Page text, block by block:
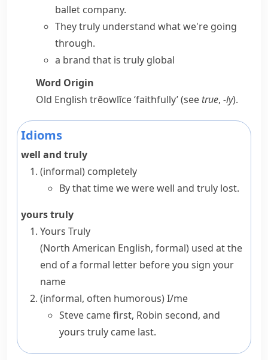
ballet company.
They truly understand what we're going
through.
a brand that is truly global
Word Origin
Old English trēowlīce‘faithfully’ (see true, -ly).
Idioms
well and truly
(informal) completely
By that time we were well and truly lost.
yours truly
Yours Truly
(North American English, formal) used at the
end of a formal letter before you sign your
name
(informal, often humorous)I/me
Steve came first, Robin second, and
yours truly came last.